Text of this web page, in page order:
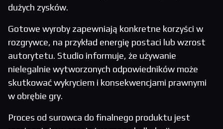
dużych zysków.
Gotowe wyroby zapewniają konkretne korzyści w
rozgrywce, na przykład energię postaci lub wzrost
autorytetu. Studio informuje, że używanie
nielegalnie wytworzonych odpowiedników może
skutkować wykryciem i konsekwencjami prawnymi
w obrębie gry.
Proces od surowca do finalnego produktu jest